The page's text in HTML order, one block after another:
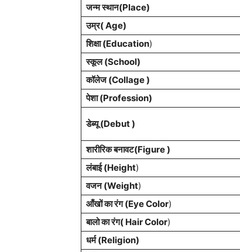
जन्म स्थान(Place)
उम्र( Age)
शिक्षा (Education)
स्कूल (School)
कॉलेज (Collage )
पेशा (Profession)
डेब्यू (Debut )
शारीरिक बनावट(Figure )
लंबाई (Height)
वजन (Weight)
आँखों का रंग (Eye Color)
बालो का रंग( Hair Color)
धर्म (Religion)